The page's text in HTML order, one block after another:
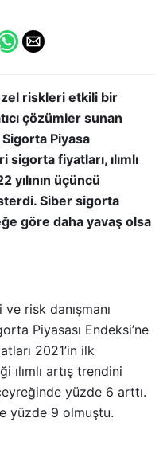
riskleri etkili bir
çözümler sunan
Sigorta Piyasa
fiyatları, ılımlı
yılının üçüncü
Siber sigorta
göre daha yavaş olsa
risk danışmanı
Piyasası Endeksi’ne
2021’in ilk
artış trendini
yüzde 6 arttı.
yüzde 9 olmuştu.